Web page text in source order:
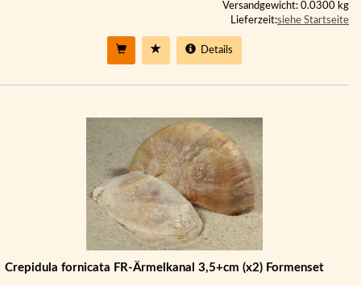
Versandgewicht: 0.0300 kg
Lieferzeit:siehe Startseite
Details
Crepidula fornicata FR-Ärmelkanal 3,5+cm (x2) Formenset